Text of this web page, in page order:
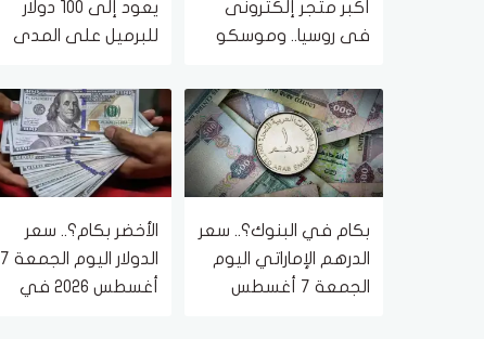
أكبر متجر إلكترونى
فى روسيا.. وموسكو
يعود إلى 100 دولار
للبرميل على المدى
بكام في البنوك؟.. سعر
الدرهم الإماراتي اليوم
الجمعة 7 أغسطس
الأخضر بكام؟.. سعر
الدولار اليوم الجمعة 7
أغسطس 2026 في